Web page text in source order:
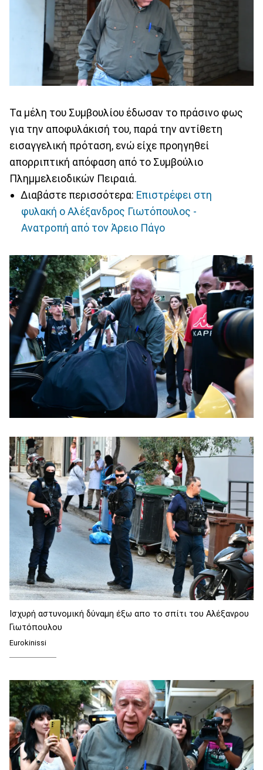
Τα μέλη του Συμβουλίου έδωσαν το πράσινο φως
για την αποφυλάκισή του, παρά την αντίθετη
εισαγγελική πρόταση, ενώ είχε προηγηθεί
απορριπτική απόφαση από το Συμβούλιο
Πλημμελειοδικών Πειραιά.
Διαβάστε περισσότερα: Επιστρέφει στη
φυλακή ο Αλέξανδρος Γιωτόπουλος -
Ανατροπή από τον Άρειο Πάγο
Ισχυρή αστυνομική δύναμη έξω απο το σπίτι του Αλέξανρου
Γιωτόπουλου
Eurokinissi